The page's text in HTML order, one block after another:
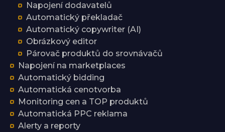
Napojení dodavatelů
Automatický překladač
Automatický copywriter (AI)
Obrázkový editor
Párovač produktů do srovnávačů
Napojení na marketplaces
Automatický bidding
Automatická cenotvorba
Monitoring cen a TOP produktů
Automatická PPC reklama
Alerty a reporty